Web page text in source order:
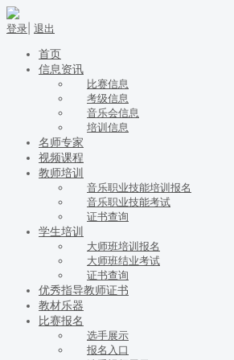
登录 退出
首页
信息资讯
比赛信息
考级信息
音乐会信息
培训信息
名师专家
视频课程
教师培训
音乐职业技能培训报名
音乐职业技能考试
证书查询
学生培训
大师班培训报名
大师班结业考试
证书查询
优秀指导教师证书
教材乐器
比赛报名
选手展示
报名入口